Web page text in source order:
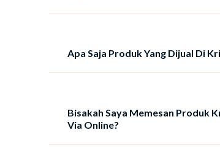
Apa Saja Produk Yang Dijual Di
Bisakah Saya Memesan Produk
Via Online?